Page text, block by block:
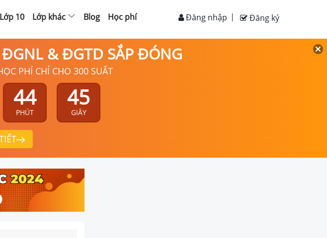
Lớp 10 Lớp khác Blog Học phí Đăng ký
Đăng nhập
ĐGNL & ĐGTD SẮP ĐÓNG
PHÍ CHỈ CHO 300 SUẤT
44
PHÚT
44
GIÂY